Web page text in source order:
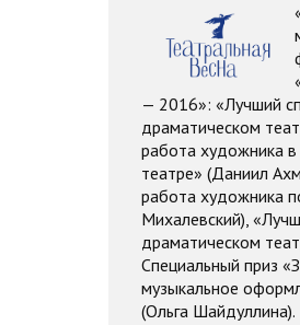
— 2016»: «Лучший
драматическом
работа художника
театре» (Даниил
работа художника
Михалевский),
драматическом
Специальный приз
музыкальное
(Ольга Шайдуллина).